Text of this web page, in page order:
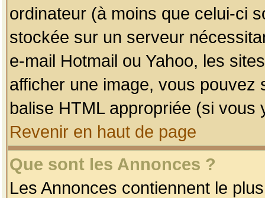
ordinateur (à moins que celui-ci
stockée sur un serveur
e-mail Hotmail ou Yahoo, les
afficher une image, vous pouvez
balise HTML appropriée (si vous
Revenir en haut de page
Que sont les Annonces ?
Les Annonces contiennent le